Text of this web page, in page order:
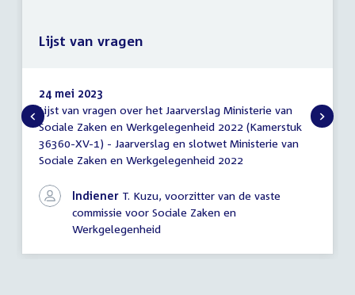
Lijst
van
vragen
24 mei 2023
Lijst van vragen over het Jaarverslag Ministerie van
Sociale Zaken en Werkgelegenheid 2022 (Kamerstuk
36360-XV-1) - Jaarverslag en slotwet Ministerie van
Sociale Zaken en Werkgelegenheid 2022
Indiener T. Kuzu, voorzitter van de vaste
commissie voor Sociale Zaken en
Werkgelegenheid
Lijst van vragen